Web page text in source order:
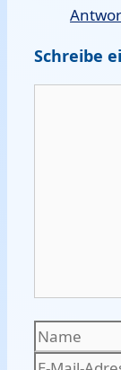
Schreibe
Name